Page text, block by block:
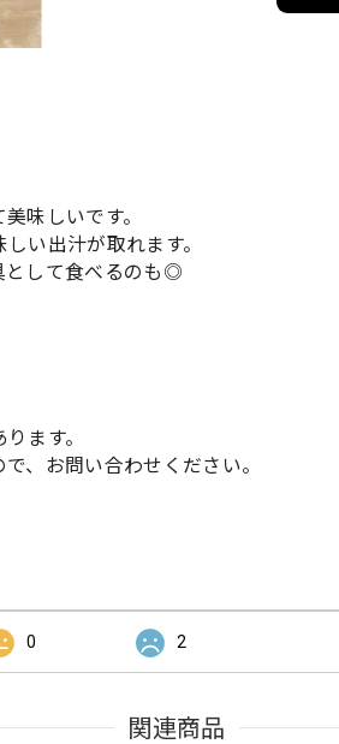
味しいです。
い出汁が取れます。
として食べるのも◎
ます。
、お問い合わせください。
0 2
関連商品